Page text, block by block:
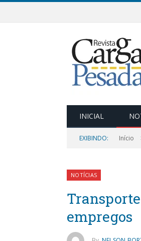
INICIAL
EXIBINDO: Início
NOTÍCIAS
empregos